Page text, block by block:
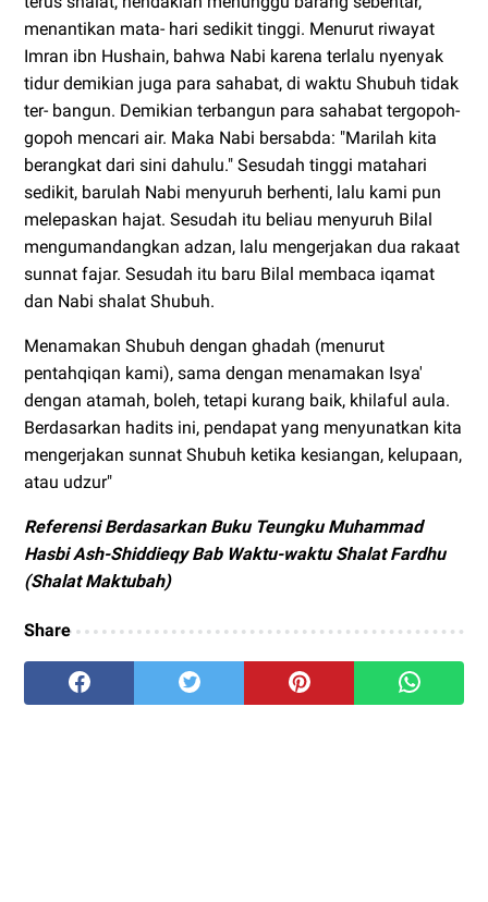
menantikan mata- hari sedikit tinggi. Menurut riwayat
Imran ibn Hushain, bahwa Nabi karena terlalu nyenyak
tidur demikian juga para sahabat, di waktu Shubuh tidak
ter- bangun. Demikian terbangun para sahabat tergopoh-
gopoh mencari air. Maka Nabi bersabda: "Marilah kita
berangkat dari sini dahulu." Sesudah tinggi matahari
sedikit, barulah Nabi menyuruh berhenti, lalu kami pun
melepaskan hajat. Sesudah itu beliau menyuruh Bilal
mengumandangkan adzan, lalu mengerjakan dua rakaat
sunnat fajar. Sesudah itu baru Bilal membaca iqamat
dan Nabi shalat Shubuh.
Menamakan Shubuh dengan ghadah (menurut
pentahqiqan kami), sama dengan menamakan Isya'
dengan atamah, boleh, tetapi kurang baik, khilaful aula.
Berdasarkan hadits ini, pendapat yang menyunatkan kita
mengerjakan sunnat Shubuh ketika kesiangan, kelupaan,
atau udzur"
Referensi Berdasarkan Buku Teungku Muhammad
Hasbi Ash-Shiddieqy Bab Waktu-waktu Shalat Fardhu
(Shalat Maktubah)
Share